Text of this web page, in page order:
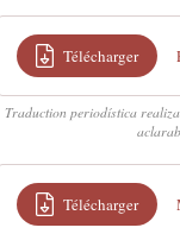
Télécharger
Traduction periodística
Télécharger